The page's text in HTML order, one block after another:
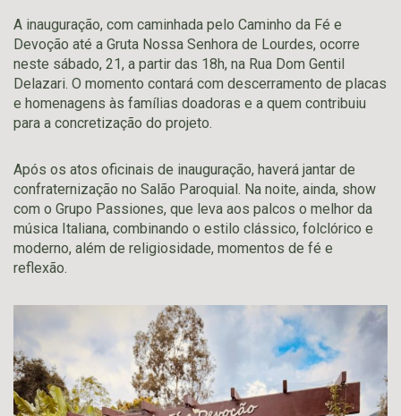
A inauguração, com caminhada pelo Caminho da Fé e
Devoção até a Gruta Nossa Senhora de Lourdes, ocorre
neste sábado, 21, a partir das 18h, na Rua Dom Gentil
Delazari. O momento contará com descerramento de placas
e homenagens às famílias doadoras e a quem contribuiu
para a concretização do projeto.
Após os atos oficinais de inauguração, haverá jantar de
confraternização no Salão Paroquial. Na noite, ainda, show
com o Grupo Passiones, que leva aos palcos o melhor da
música Italiana, combinando o estilo clássico, folclórico e
moderno, além de religiosidade, momentos de fé e
reflexão.